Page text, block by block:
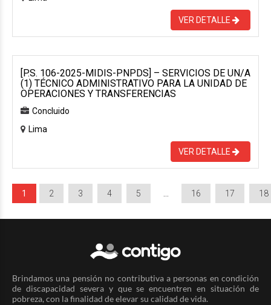
VER DETALLE
[P.S. 106-2025-MIDIS-PNPDS] – SERVICIOS DE UN/A
(1) TÉCNICO ADMINISTRATIVO PARA LA UNIDAD DE
OPERACIONES Y TRANSFERENCIAS
Concluido
Lima
VER DETALLE
1 2 3 4 5 16 17 18
Brindamos una pensión no contributiva a personas en condición
de discapacidad severa y que se encuentren en situación de
pobreza, con la finalidad de elevar su calidad de vida.